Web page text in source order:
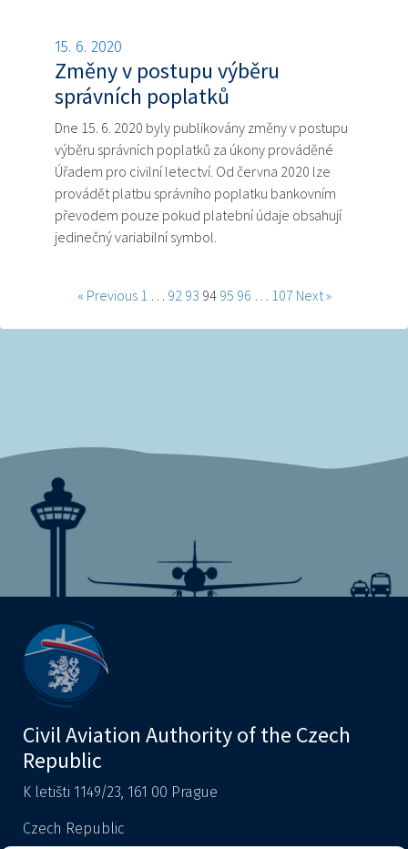
15. 6. 2020
Změny v postupu výběru
správních poplatků
Dne 15. 6. 2020 byly publikovány změny v postupu
výběru správních poplatků za úkony prováděné
Úřadem pro civilní letectví. Od června 2020 lze
provádět platbu správního poplatku bankovním
převodem pouze pokud platební údaje obsahují
jedinečný variabilní symbol.
« Previous 1 … 92 93 94 95 96 … 107 Next »
Civil Aviation Authority of the Czech
Republic
K letišti 1149/23, 161 00 Prague
Czech Republic